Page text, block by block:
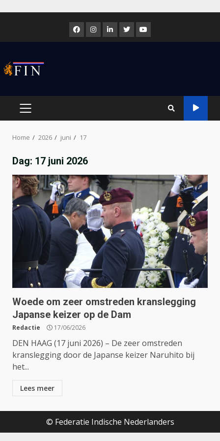
content
FacebookInstagram
LinkedInTwitterYoutube
PRIMARY
Home 2026 juni 17
Dag: 17 juni 2026
Woede om zeer omstreden kranslegging
Japanse keizer op de Dam
Redactie 17/06/2026
DEN HAAG (17 juni 2026) – De zeer omstreden
kranslegging door de Japanse keizer Naruhito bij
het...
Lees meer
© Federatie Indische Nederlanders